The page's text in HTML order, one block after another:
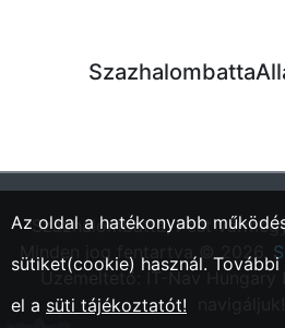
"Százhalombatta, Pest
Minden jog fentartva © 2026.
Üzemeltető: IT-Nav
Az oldal a hatékonyabb
sütiket(cookie) használ.
el a süti tájékoztatót!